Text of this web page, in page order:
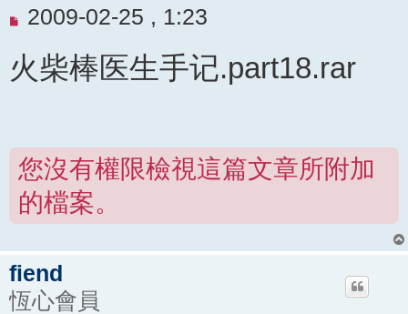
未
讀
2009-02-25 , 1:23
火柴棒医生手记.part18.rar
您沒有權限檢視這篇文章所附加
的檔案。
fiend
恆心會員